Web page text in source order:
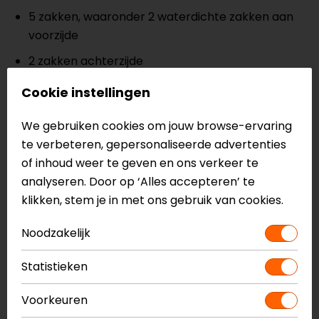
5 zakken, waaronder 2 waterdichte zakken aan
voorzijde
2 zakken achterzijde
1 kaartvak op de mouw
Verstelbaar aan taille, manchetten en kraag
Elastische manchetten
Afneembare hoge kraag
CE EN17092, AA
Meer informatie nodig?
Heb je meer informatie nodig over dit product?
met ons op of kom langs in één
Cookie instellingen
We gebruiken cookies om jouw browse-ervaring
te verbeteren, gepersonaliseerde advertenties
of inhoud weer te geven en ons verkeer te
analyseren. Door op ‘Alles accepteren’ te
klikken, stem je in met ons gebruik van cookies.
Noodzakelijk
Statistieken
Voorkeuren